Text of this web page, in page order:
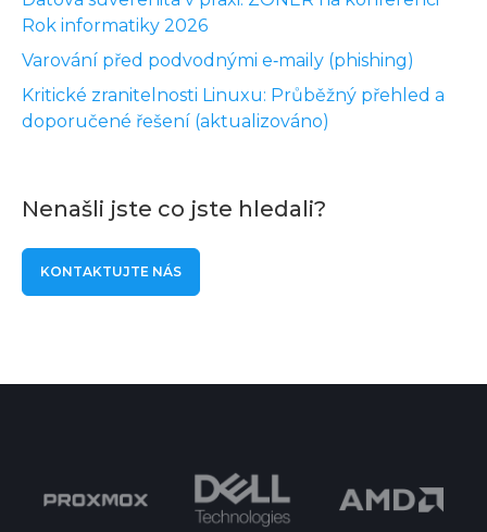
Rok informatiky 2026
Varování před podvodnými e‑maily (phishing)
Kritické zranitelnosti Linuxu: Průběžný přehled a
doporučené řešení (aktualizováno)
Nenašli jste co jste hledali?
KONTAKTUJTE NÁS